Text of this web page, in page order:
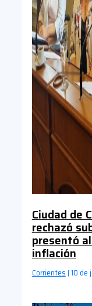
Ciudad de
rechazó
presentó
inflación
Corrientes | 10 de